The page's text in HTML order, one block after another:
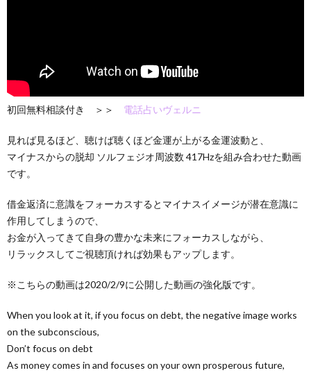
初回無料相談付き ＞＞ 電話占いヴェルニ
見れば見るほど、聴けば聴くほど金運が上がる金運波動と、
マイナスからの脱却 ソルフェジオ周波数 417Hzを組み合わせた動画
です。
借金返済に意識をフォーカスするとマイナスイメージが潜在意識に
作用してしまうので、
お金が入ってきて自身の豊かな未来にフォーカスしながら、
リラックスしてご視聴頂ければ効果もアップします。
※こちらの動画は2020/2/9に公開した動画の強化版です。
When you look at it, if you focus on debt, the negative image works
on the subconscious,
Don’t focus on debt
As money comes in and focuses on your own prosperous future,